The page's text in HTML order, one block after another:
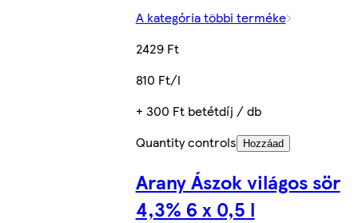
A kategória többi terméke
2429 Ft
810 Ft/l
+ 300 Ft betétdíj / db
Quantity controls
Hozzáad
Arany Ászok világos sör
4,3% 6 x 0,5 l